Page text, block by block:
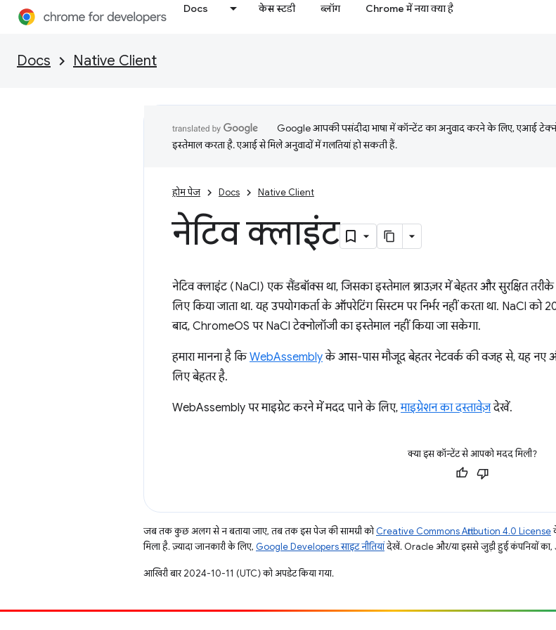
Docs केस स्टडी ब्लॉग Chrome में नया क्या है
Docs Native Client
Google आपकी पसंदीदा भाषा में कॉन्टेंट का अनुवाद करने के लिए, एआई
इस्तेमाल करता है. एआई से मिले अनुवादों में गलतियां हो सकती हैं.
होम पेज Docs Native Client
नेटिव क्लाइंट
नेटिव क्लाइंट (NaCl) एक सैंडबॉक्स था, जिसका इस्तेमाल ब्राउज़र में बेहतर और सुरक्षित
लिए किया जाता था. यह उपयोगकर्ता के ऑपरेटिंग सिस्टम पर निर्भर नहीं करता था. NaCl
बाद, ChromeOS पर NaCl टेक्नोलॉजी का इस्तेमाल नहीं किया जा सकेगा.
हमारा मानना है किWebAssemblyके आस-पास मौजूद बेहतर नेटवर्क की वजह से, यह नए
लिए बेहतर है.
WebAssembly पर माइग्रेट करने में मदद पाने के लिए,माइग्रेशन का दस्तावेज़देखें.
क्या इस कॉन्टेंट से आपको मदद मिली?
जब तक कुछ अलग से न बताया जाए, तब तक इस पेज की सामग्री कोCreative Commons Attribution 4.0 License
मिला है. ज़्यादा जानकारी के लिए, Google Developers साइट नीतियांदेखें. Oracle और/या इससे जुड़ी हुई कंपनियों का,
आखिरी बार 2024-10-11 (UTC) को अपडेट किया गया.